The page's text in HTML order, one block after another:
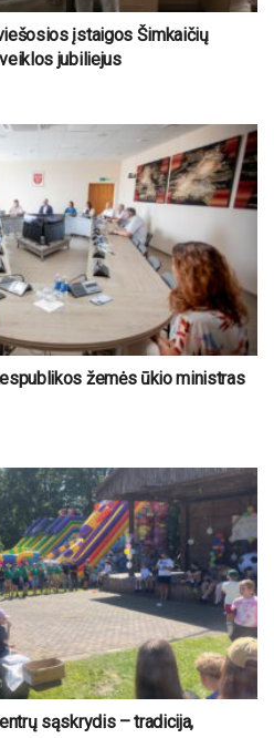
įstaigos Šimkaičių
jubiliejus
žemės ūkio ministras
sąskrydis – tradicija,